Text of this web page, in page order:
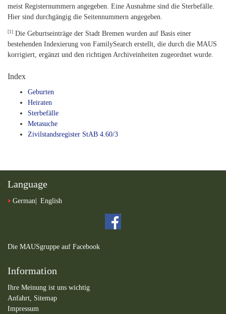
meist Registernummern angegeben. Eine Ausnahme sind die Sterbefälle.
Hier sind durchgängig die Seitennummern angegeben.
[1] Die Geburtseinträge der Stadt Bremen wurden auf Basis einer
bestehenden Indexierung von FamilySearch erstellt, die durch die MAUS
korrigiert, ergänzt und den richtigen Archiveinheiten zugeordnet wurde.
Index
Geburten
Heiraten
Sterbefälle
Metasuche
Zivilstandsregister StAB 4.60/3
Language
German English
Die MAUSgruppe auf Facebook
Information
Ihre Meinung ist uns wichtig
Anfahrt, Sitemap
Impressum